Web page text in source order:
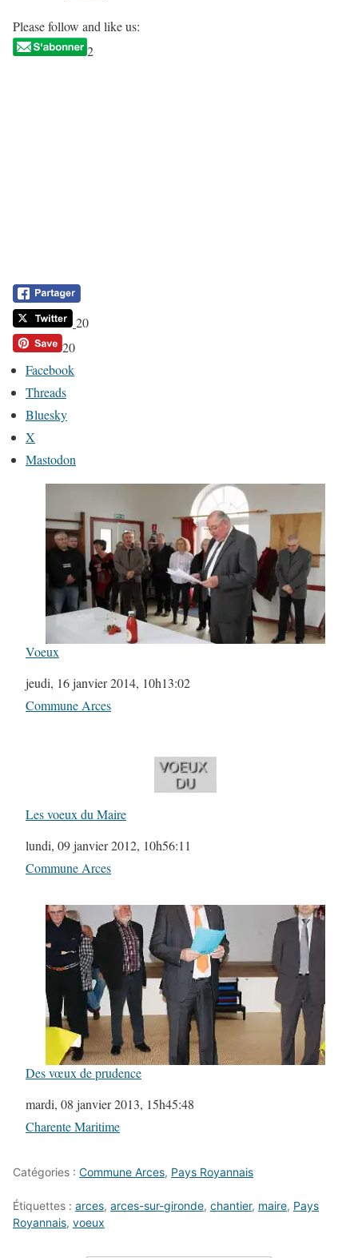
Please follow and like us:
2
20
20
Facebook
Threads
Bluesky
X
Mastodon
Voeux
Date
jeudi, 16 janvier 2014, 10h13:02
Par rapport à
Commune Arces
Les voeux du Maire
Date
lundi, 09 janvier 2012, 10h56:11
Par rapport à
Commune Arces
Des vœux de prudence
Date
mardi, 08 janvier 2013, 15h45:48
Par rapport à
Charente Maritime
Catégories : Commune Arces, Pays Royannais
Étiquettes : arces, arces-sur-gironde, chantier, maire, Pays
Royannais, voeux